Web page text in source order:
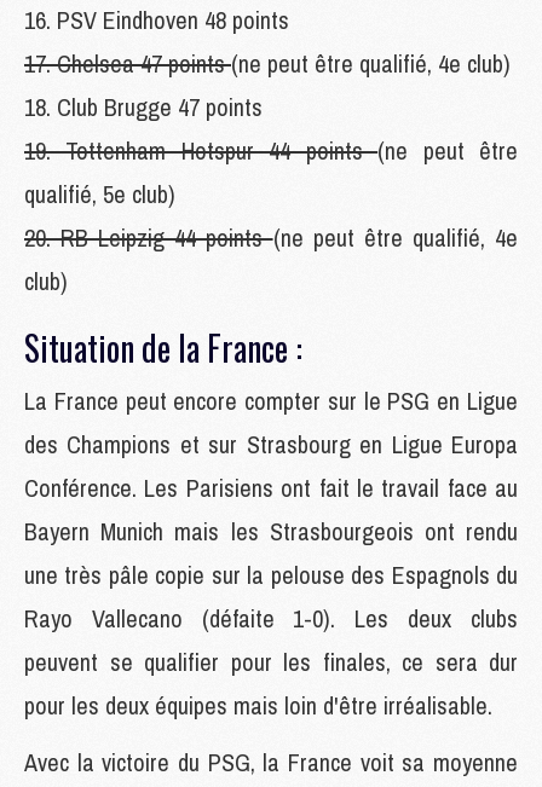
16. PSV Eindhoven 48 points
17. Chelsea 47 points(ne peut être qualifié, 4e club)
18. Club Brugge 47 points
19. Tottenham Hotspur 44 points(ne peut être
qualifié, 5e club)
20. RB Leipzig 44 points(ne peut être qualifié, 4e
club)
Situation de la France :
La France peut encore compter sur le PSG en Ligue
des Champions et sur Strasbourg en Ligue Europa
Conférence. Les Parisiens ont fait le travail face au
Bayern Munich mais les Strasbourgeois ont rendu
une très pâle copie sur la pelouse des Espagnols du
Rayo Vallecano (défaite 1-0). Les deux clubs
peuvent se qualifier pour les finales, ce sera dur
pour les deux équipes mais loin d'être irréalisable.
Avec la victoire du PSG, la France voit sa moyenne